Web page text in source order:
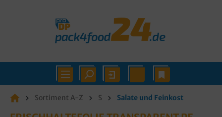
Sortiment A-Z S Salate und Feinkost